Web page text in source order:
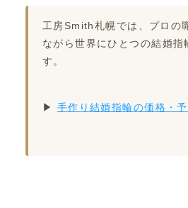
工房Smith札幌では、プロの
ながら世界にひとつの結婚指
す。
▶ 手作り結婚指輪の価格・